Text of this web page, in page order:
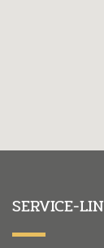
SERVICE-